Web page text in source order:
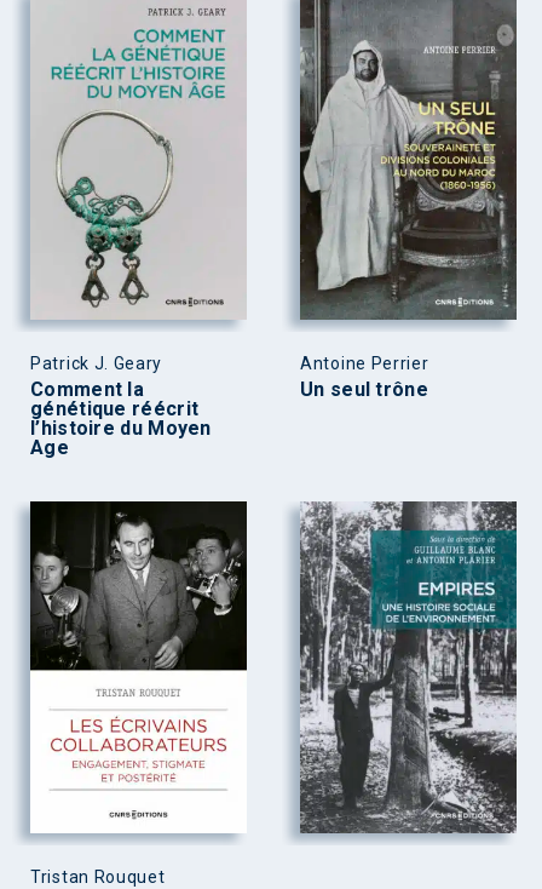
Patrick J. Geary
Comment la
génétique réécrit
l’histoire du Moyen
Age
Antoine Perrier
Un seul trône
Tristan Rouquet